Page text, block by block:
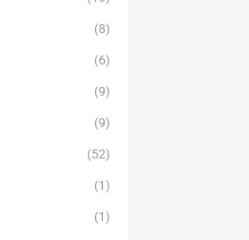
(8)
(6)
(9)
(9)
(52)
(1)
(1)